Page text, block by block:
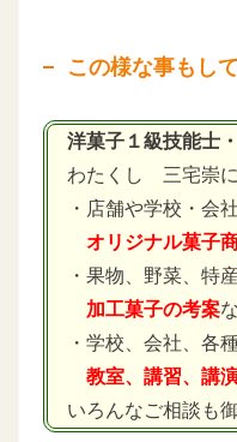
この様な事もし
洋菓子１級技能士
わたくし 三宅崇に
・店舗や学校・会
オリジナル菓子
・果物、野菜、特
加工菓子の考案
・学校、会社、各
教室、講習、講
いろんなご相談も御